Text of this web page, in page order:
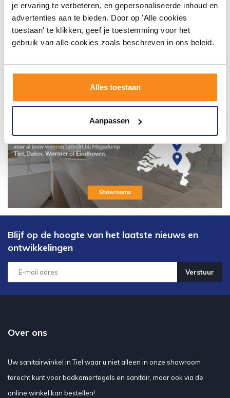
je ervaring te verbeteren, en gepersonaliseerde inhoud en
advertenties aan te bieden. Door op 'Alle cookies
toestaan' te klikken, geef je toestemming voor het
gebruik van alle cookies zoals beschreven in ons beleid.
Alles toestaan
Aanpassen
Blijf op de hoogte van het laatste nieuws en
ontwikkelingen
Verstuur
Over ons
Uw sanitairwinkel in Tiel waar u niet alleen in onze showroom
terecht kunt voor badkamertegels en sanitair, maar ook via de
online winkel kan bestellen!